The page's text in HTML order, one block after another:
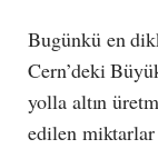
Bugünkü en
Cern’deki
yolla altın
edilen miktarlar